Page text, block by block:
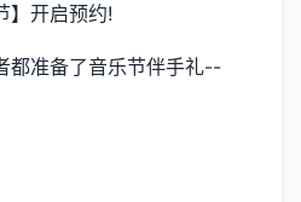
】开启预约!
都准备了音乐节伴手礼--